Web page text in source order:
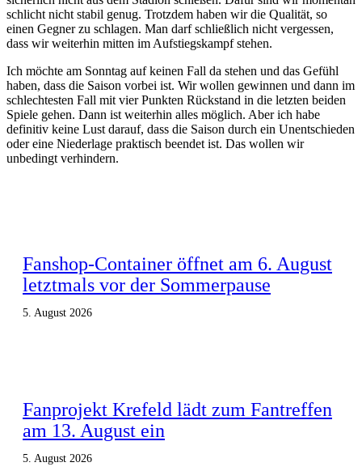
schlicht nicht stabil genug. Trotzdem haben wir die Qualität, so
einen Gegner zu schlagen. Man darf schließlich nicht vergessen,
dass wir weiterhin mitten im Aufstiegskampf stehen.
Ich möchte am Sonntag auf keinen Fall da stehen und das Gefühl
haben, dass die Saison vorbei ist. Wir wollen gewinnen und dann im
schlechtesten Fall mit vier Punkten Rückstand in die letzten beiden
Spiele gehen. Dann ist weiterhin alles möglich. Aber ich habe
definitiv keine Lust darauf, dass die Saison durch ein Unentschieden
oder eine Niederlage praktisch beendet ist. Das wollen wir
unbedingt verhindern.
Fanshop-Container öffnet am 6. August
letztmals vor der Sommerpause
5. August 2026
Fanprojekt Krefeld lädt zum Fantreffen
am 13. August ein
5. August 2026